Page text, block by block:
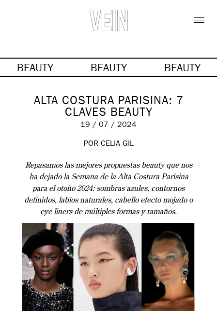
BEAUTY BEAUTY BEAUTY
ALTA COSTURA PARISINA: 7
CLAVES BEAUTY
19 / 07 / 2024
POR CELIA GIL
Repasamos las mejores propuestas beauty que nos
ha dejado la Semana de la Alta Costura Parisina
para el otoño 2024: sombras azules, contornos
definidos, labios naturales, cabello efecto mojado o
eye liners de múltiples formas y tamaños.